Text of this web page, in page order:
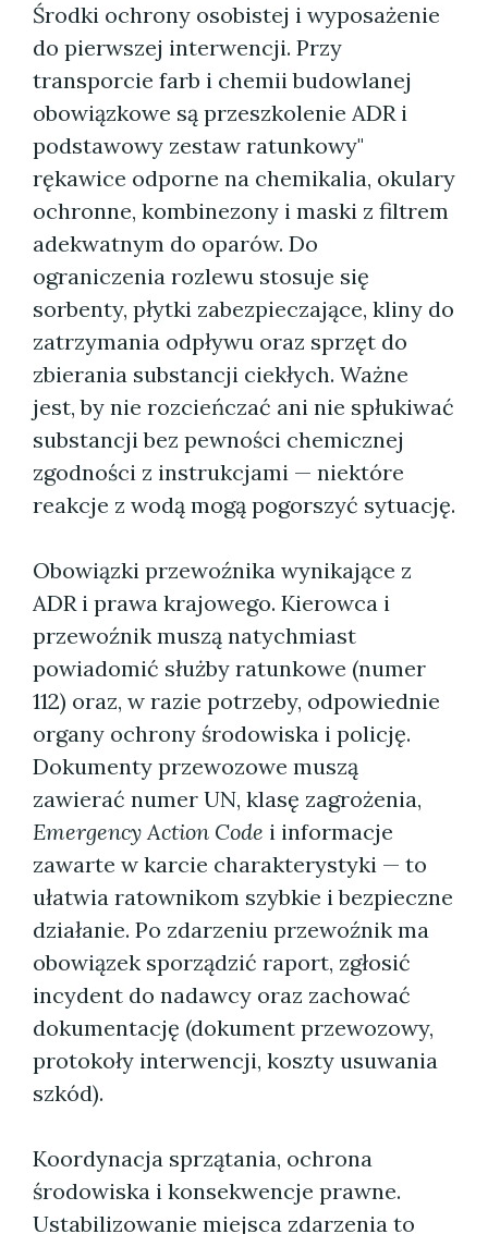
Środki ochrony osobistej i wyposażenie
do pierwszej interwencji. Przy
transporcie farb i chemii budowlanej
obowiązkowe są przeszkolenie ADR i
podstawowy zestaw ratunkowy"
rękawice odporne na chemikalia, okulary
ochronne, kombinezony i maski z filtrem
adekwatnym do oparów. Do
ograniczenia rozlewu stosuje się
sorbenty, płytki zabezpieczające, kliny do
zatrzymania odpływu oraz sprzęt do
zbierania substancji ciekłych. Ważne
jest, by nie rozcieńczać ani nie spłukiwać
substancji bez pewności chemicznej
zgodności z instrukcjami — niektóre
reakcje z wodą mogą pogorszyć sytuację.
Obowiązki przewoźnika wynikające z
ADR i prawa krajowego. Kierowca i
przewoźnik muszą natychmiast
powiadomić służby ratunkowe (numer
112) oraz, w razie potrzeby, odpowiednie
organy ochrony środowiska i policję.
Dokumenty przewozowe muszą
zawierać numer UN, klasę zagrożenia,
Emergency Action Code i informacje
zawarte w karcie charakterystyki — to
ułatwia ratownikom szybkie i bezpieczne
działanie. Po zdarzeniu przewoźnik ma
obowiązek sporządzić raport, zgłosić
incydent do nadawcy oraz zachować
dokumentację (dokument przewozowy,
protokoły interwencji, koszty usuwania
szkód).
Koordynacja sprzątania, ochrona
środowiska i konsekwencje prawne.
Ustabilizowanie miejsca zdarzenia to